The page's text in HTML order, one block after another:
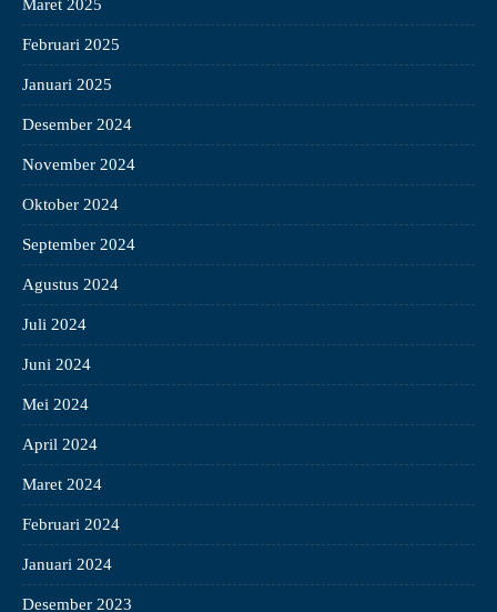
Maret 2025
Februari 2025
Januari 2025
Desember 2024
November 2024
Oktober 2024
September 2024
Agustus 2024
Juli 2024
Juni 2024
Mei 2024
April 2024
Maret 2024
Februari 2024
Januari 2024
Desember 2023